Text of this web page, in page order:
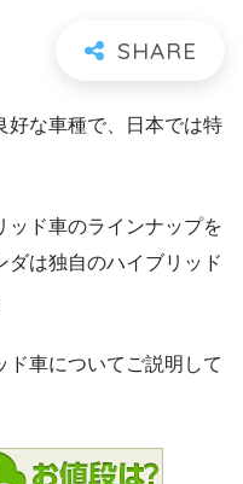
好な車種で、日本では特
ッド車のラインナップを
ダは独自のハイブリッド
ド車についてご説明して